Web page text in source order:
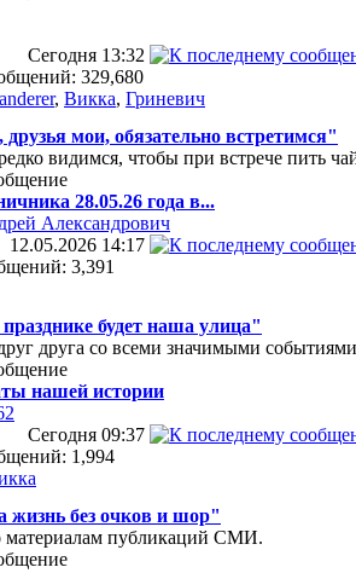
Сегодня 13:32
329,680
, Викка, Гриневич
мои, обязательно встретимся"
видимся, чтобы при встрече пить
28.05.26 года в...
Александрович
12.05.2026 14:17
3,391
будет наша улица"
друга со всеми значимыми
нашей истории
Сегодня 09:37
1,994
жизнь без очков и шор"
публикаций СМИ.